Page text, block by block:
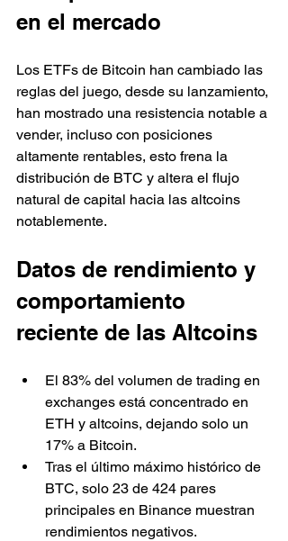
en el mercado
Los ETFs de Bitcoin han cambiado las
reglas del juego, desde su lanzamiento,
han mostrado una resistencia notable a
vender, incluso con posiciones
altamente rentables, esto frena la
distribución de BTC y altera el flujo
natural de capital hacia las altcoins
notablemente.
Datos de rendimiento y
comportamiento
reciente de las Altcoins
El 83% del volumen de trading en
exchanges está concentrado en
ETH y altcoins, dejando solo un
17% a Bitcoin.
Tras el último máximo histórico de
BTC, solo 23 de 424 pares
principales en Binance muestran
rendimientos negativos.